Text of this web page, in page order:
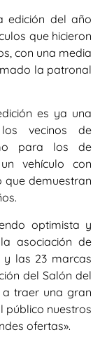
edición del año
que hicieron
con una media
la patronal
es ya una
vecinos de
para los de
vehículo con
que demuestran
optimista y
asociación de
y las 23 marcas
del Salón del
traer una gran
público nuestros
ofertas».